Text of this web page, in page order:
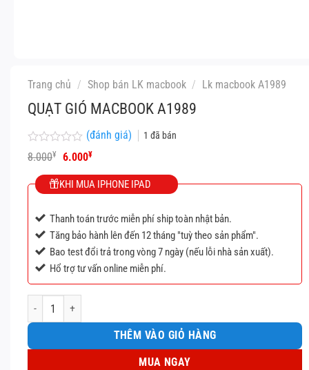
Trang chủ / Shop bán LK macbook / Lk macbook A1989
QUẠT GIÓ MACBOOK A1989
Được
xếp
hạng
0
(đánh giá) 1 đã bán
8.000¥
Giá
là:
8.000¥.
6.000¥Giá
tại
là:
KHI MUA IPHONE IPAD
Thanh toán trước miễn phí ship toàn nhật bản.
Tăng bảo hành lên đến 12 tháng "tuỳ theo sản phẩm".
Bao test đổi trả trong vòng 7 ngày (nếu lỗi nhà sản xuất).
Hổ trợ tư vấn online miễn phí.
Quạt gió macbook A1989 số lượng
THÊM VÀO GIỎ HÀNG
MUA NGAY